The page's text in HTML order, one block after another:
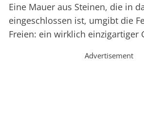
Eine Mauer aus Steinen, die in
eingeschlossen ist, umgibt die
Freien: ein wirklich einzigartiger
Advertisement